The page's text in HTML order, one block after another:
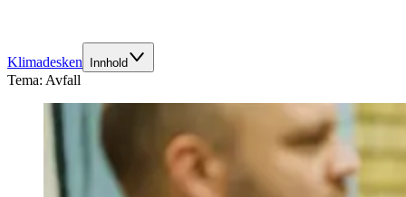
Klimadesken Innhold
Tema: Avfall